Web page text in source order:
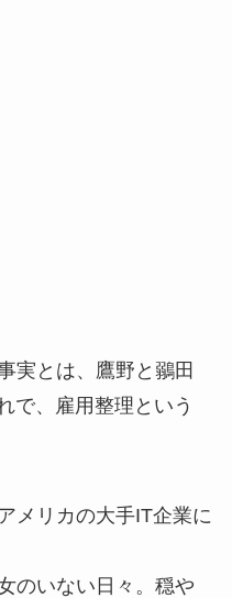
実とは、鷹野と鶸田
で、雇用整理という
メリカの大手IT企業に
のいない日々。穏や